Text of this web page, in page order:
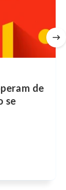
de
se